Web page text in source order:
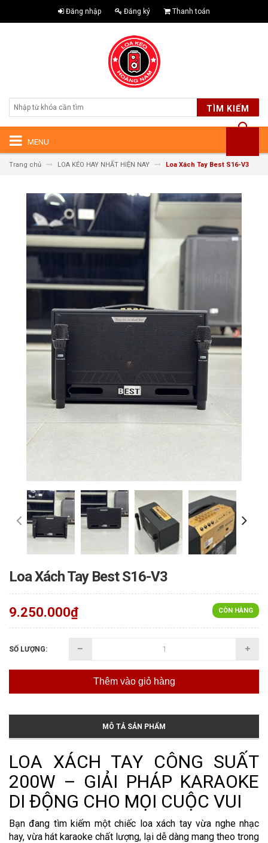
Đăng nhập Đăng ký Thanh toán
TÌM KIẾM
MENU
Trang chủ LOA KÉO HAY NHẤT HIỆN NAY Loa Xách Tay Best S16-V3
Loa Xách Tay Best S16-V3
CÒN HÀNG
9.250.000₫
SỐ LƯỢNG:
Thêm vào giỏ hàng
MÔ TẢ SẢN PHẨM
LOA XÁCH TAY CÔNG SUẤT
200W – GIẢI PHÁP KARAOKE
DI ĐỘNG CHO MỌI CUỘC VUI
Bạn đang tìm kiếm một chiếc loa xách tay vừa nghe nhạc
hay, vừa hát karaoke chất lượng, lại dễ dàng mang theo trong